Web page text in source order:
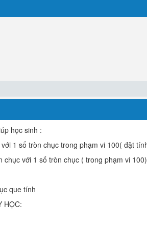
học sinh :
1 số tròn chục trong phạm vi 100( đặt
chục với 1 số tròn chục ( trong phạm vi 100)
que tính
HỌC: